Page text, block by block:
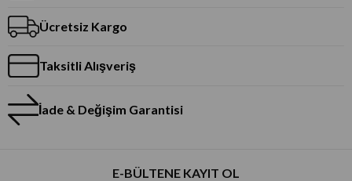
Ücretsiz Kargo
Taksitli Alışveriş
İade & Değişim Garantisi
E-BÜLTENE KAYIT OL